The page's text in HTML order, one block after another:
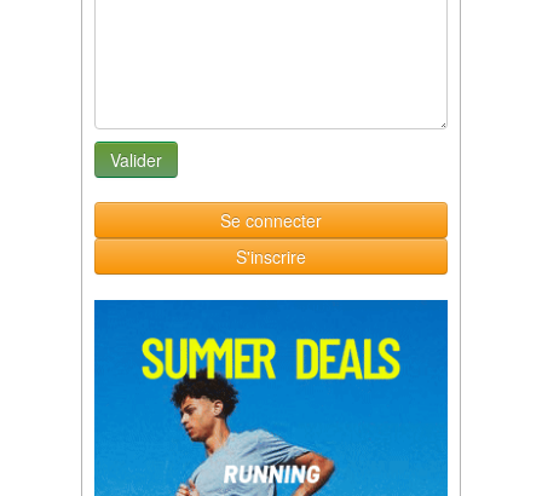
Se connecter
S'inscrire